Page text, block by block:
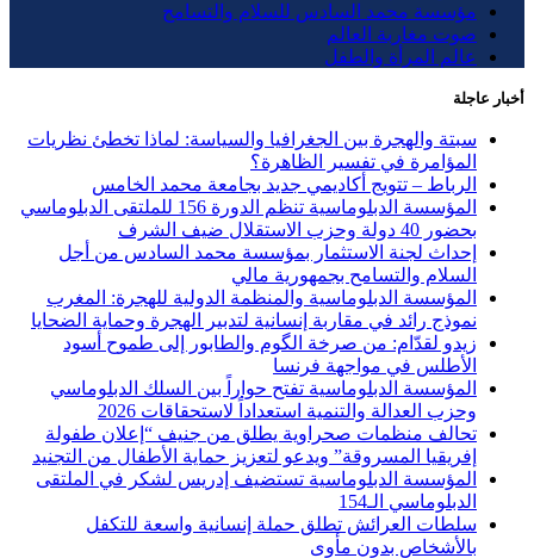
مؤسسة محمد السادس للسلام والتسامح
صوت مغاربة العالم
عالم المرأة والطفل
أخبار عاجلة
سبتة والهجرة بين الجغرافيا والسياسة: لماذا تخطئ نظريات
المؤامرة في تفسير الظاهرة؟
الرباط – تتويج أكاديمي جديد بجامعة محمد الخامس
المؤسسة الدبلوماسية تنظم الدورة 156 للملتقى الدبلوماسي
بحضور 40 دولة وحزب الاستقلال ضيف الشرف
إحداث لجنة الاستثمار بمؤسسة محمد السادس من أجل
السلام والتسامح بجمهورية مالي
المؤسسة الدبلوماسية والمنظمة الدولية للهجرة: المغرب
نموذج رائد في مقاربة إنسانية لتدبير الهجرة وحماية الضحايا
زيدو لقدّام: من صرخة الگوم والطابور إلى طموح أسود
الأطلس في مواجهة فرنسا
المؤسسة الدبلوماسية تفتح حواراً بين السلك الدبلوماسي
وحزب العدالة والتنمية استعداداً لاستحقاقات 2026
تحالف منظمات صحراوية يطلق من جنيف “إعلان طفولة
إفريقيا المسروقة” ويدعو لتعزيز حماية الأطفال من التجنيد
المؤسسة الدبلوماسية تستضيف إدريس لشكر في الملتقى
الدبلوماسي الـ154
سلطات العرائش تطلق حملة إنسانية واسعة للتكفل
بالأشخاص بدون مأوى